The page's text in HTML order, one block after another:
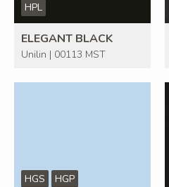
HPL
ELEGANT BLACK
Unilin | 00113 MST
HGS HGP